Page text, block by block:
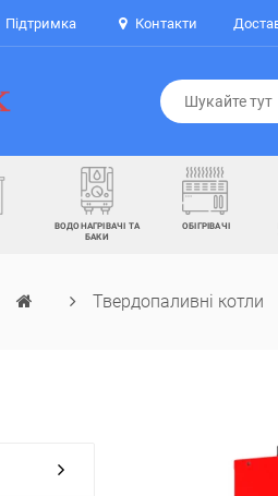
Підтримка Контакти
ВОДОНАГРІВАЧІ ТА
БАКИ
ОБІГРІВАЧІ
Твердопаливні котли